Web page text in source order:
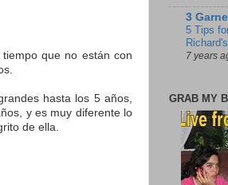
que no están con
hasta los 5 años,
y es muy diferente lo
de ella.
3
5 Tips
7 years
GRAB MY